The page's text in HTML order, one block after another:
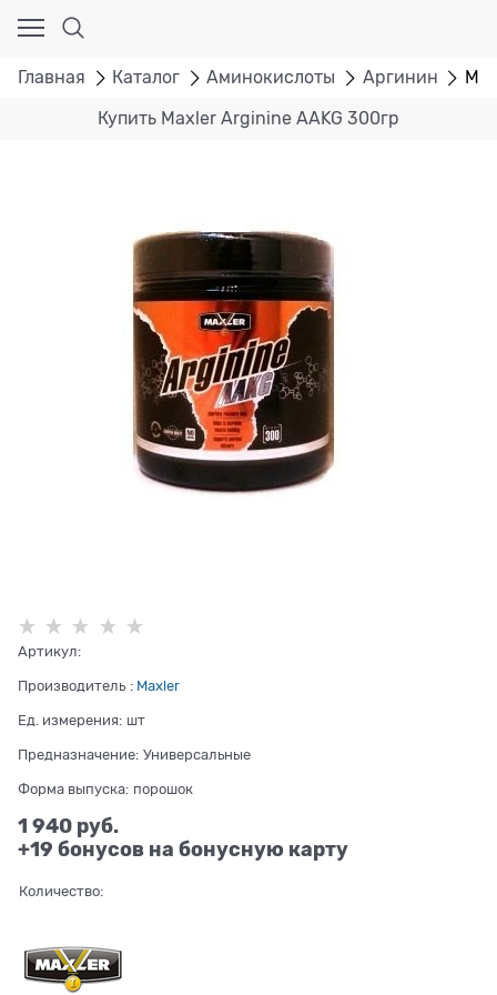
Главная Каталог Аминокислоты Аргинин
Купить Maxler Arginine AAKG 300гр
Артикул:
Производитель : Maxler
Ед. измерения: шт
Предназначение: Универсальные
Форма выпуска: порошок
1 940 руб.
+19 бонусов на бонусную карту
Количество: